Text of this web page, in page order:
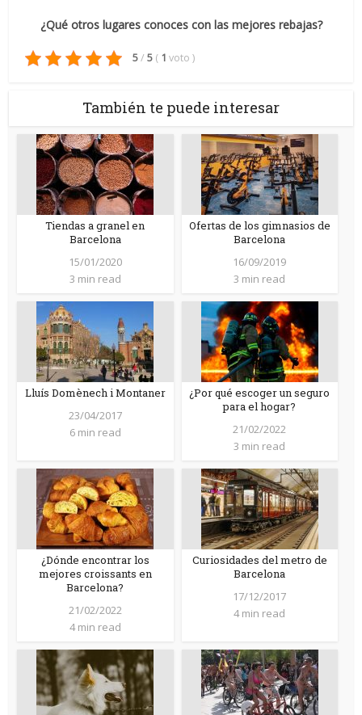
¿Qué otros lugares conoces con las mejores rebajas?
5/ 5 ( 1 voto )
También te puede interesar
Tiendas a granel en
Barcelona
15/01/2020
3 min read
Ofertas de los gimnasios de
Barcelona
16/09/2019
3 min read
Lluís Domènech i Montaner
23/04/2017
6 min read
¿Por qué escoger un seguro
para el hogar?
21/02/2022
3 min read
¿Dónde encontrar los
mejores croissants en
Barcelona?
21/02/2022
4 min read
Curiosidades del metro de
Barcelona
17/12/2017
4 min read